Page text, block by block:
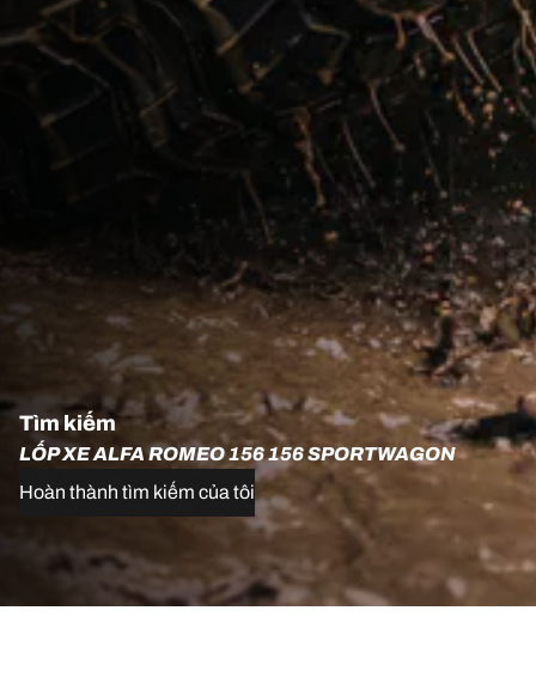
Tìm kiếm
LỐP XE ALFA ROMEO 156 156 SPORTWAGON
Hoàn thành tìm kiếm của tôi